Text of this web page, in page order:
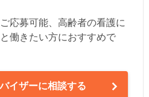
応募可能、高齢者の看護に
働きたい方におすすめで
イザーに相談する